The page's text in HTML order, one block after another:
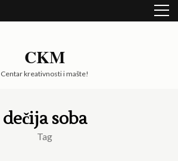
CKM
Centar kreativnosti i mašte!
dečija soba
Tag